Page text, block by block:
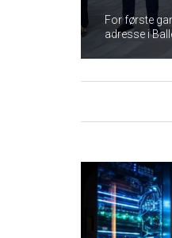
For første
adresse i